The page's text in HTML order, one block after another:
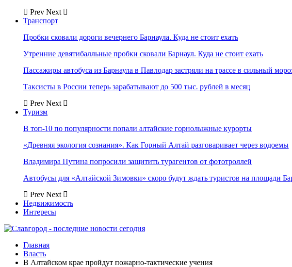
Prev Next
Транспорт
Пробки сковали дороги вечернего Барнаула. Куда не стоит ехать
Утренние девятибалльные пробки сковали Барнаул. Куда не стоит ехать
Пассажиры автобуса из Барнаула в Павлодар застряли на трассе в сильный
Таксисты в России теперь зарабатывают до 500 тыс. рублей в месяц
Prev Next
Туризм
В топ-10 по популярности попали алтайские горнолыжные курорты
«Древняя экология сознания». Как Горный Алтай разговаривает через водоемы
Владимира Путина попросили защитить турагентов от фототроллей
Автобусы для «Алтайской Зимовки» скоро будут ждать туристов на площади
Prev Next
Недвижимость
Интересы
Главная
Власть
В Алтайском крае пройдут пожарно-тактические учения